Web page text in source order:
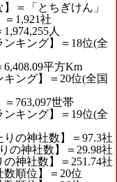
】＝「とちぎけん」
＝1,921社
人
ンキング】＝18位(全
6,408.09平方Km
キング】＝20位(全国
＝763,097世帯
ンキング】＝19位(全
りの神社数】＝97.3社
の神社数】＝29.98社
の神社数】＝251.74社
数順位】＝20位